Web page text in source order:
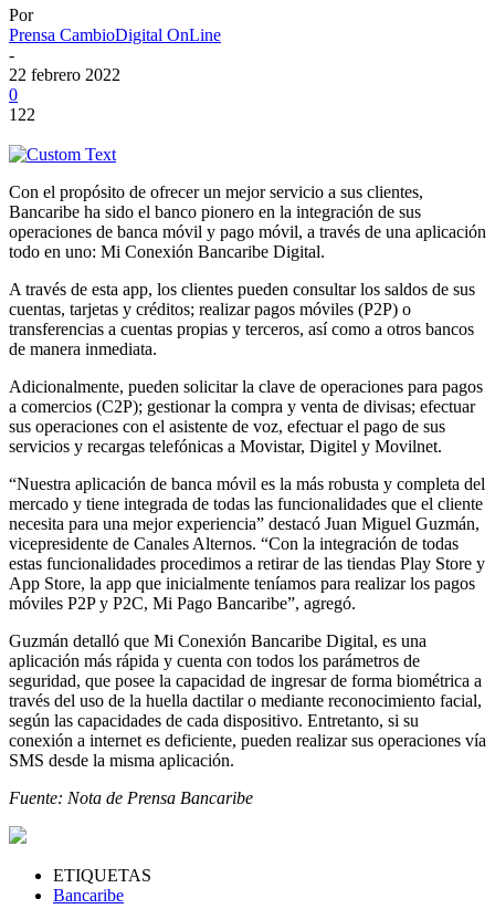
Por
Prensa CambioDigital OnLine
-
22 febrero 2022
0
122
Con el propósito de ofrecer un mejor servicio a sus clientes,
Bancaribe ha sido el banco pionero en la integración de sus
operaciones de banca móvil y pago móvil, a través de una aplicación
todo en uno: Mi Conexión Bancaribe Digital.
A través de esta app, los clientes pueden consultar los saldos de sus
cuentas, tarjetas y créditos; realizar pagos móviles (P2P) o
transferencias a cuentas propias y terceros, así como a otros bancos
de manera inmediata.
Adicionalmente, pueden solicitar la clave de operaciones para pagos
a comercios (C2P); gestionar la compra y venta de divisas; efectuar
sus operaciones con el asistente de voz, efectuar el pago de sus
servicios y recargas telefónicas a Movistar, Digitel y Movilnet.
“Nuestra aplicación de banca móvil es la más robusta y completa del
mercado y tiene integrada de todas las funcionalidades que el cliente
necesita para una mejor experiencia” destacó Juan Miguel Guzmán,
vicepresidente de Canales Alternos. “Con la integración de todas
estas funcionalidades procedimos a retirar de las tiendas Play Store y
App Store, la app que inicialmente teníamos para realizar los pagos
móviles P2P y P2C, Mi Pago Bancaribe”, agregó.
Guzmán detalló que Mi Conexión Bancaribe Digital, es una
aplicación más rápida y cuenta con todos los parámetros de
seguridad, que posee la capacidad de ingresar de forma biométrica a
través del uso de la huella dactilar o mediante reconocimiento facial,
según las capacidades de cada dispositivo. Entretanto, si su
conexión a internet es deficiente, pueden realizar sus operaciones vía
SMS desde la misma aplicación.
Fuente: Nota de Prensa Bancaribe
ETIQUETAS
Bancaribe